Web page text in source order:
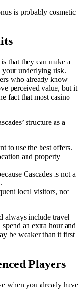
is probably cosmetic
that they can make a
underlying risk.
who already know
perceived value, but it
fact that most casino
structure as a
to use the best offers.
and property
Cascades is not a
local visitors, not
always include travel
an extra hour and
be weaker than it first
Players
when you already have